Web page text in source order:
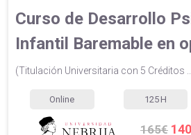
Curso de Desarrollo
Infantil Baremable en
(Titulación Universitaria con 5 Créditos ...
Online 125 H
165€